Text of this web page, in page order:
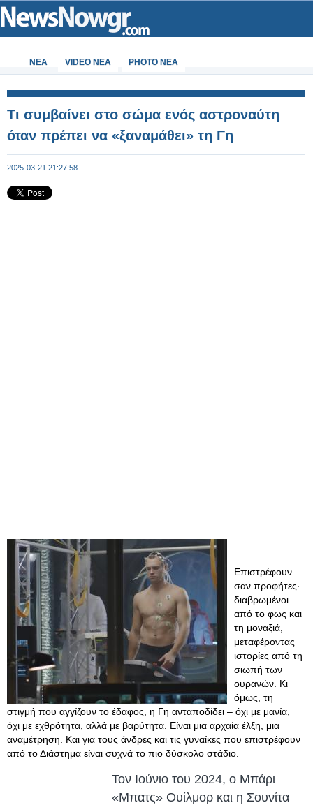
ΝΕΑ VIDEO NEA PHOTO NEA
Τι συμβαίνει στο σώμα ενός αστροναύτη
όταν πρέπει να «ξαναμάθει» τη Γη
2025-03-21 21:27:58
Επιστρέφουν
σαν προφήτες·
διαβρωμένοι
από το φως και
τη μοναξιά,
μεταφέροντας
ιστορίες από τη
σιωπή των
ουρανών. Κι
όμως, τη
στιγμή που αγγίζουν το έδαφος, η Γη ανταποδίδει – όχι με μανία,
όχι με εχθρότητα, αλλά με βαρύτητα. Είναι μια αρχαία έλξη, μια
αναμέτρηση. Και για τους άνδρες και τις γυναίκες που επιστρέφουν
από το Διάστημα είναι συχνά το πιο δύσκολο στάδιο.
Τον Ιούνιο του 2024, ο Μπάρι
«Μπατς» Ουίλμορ και η Σουνίτα